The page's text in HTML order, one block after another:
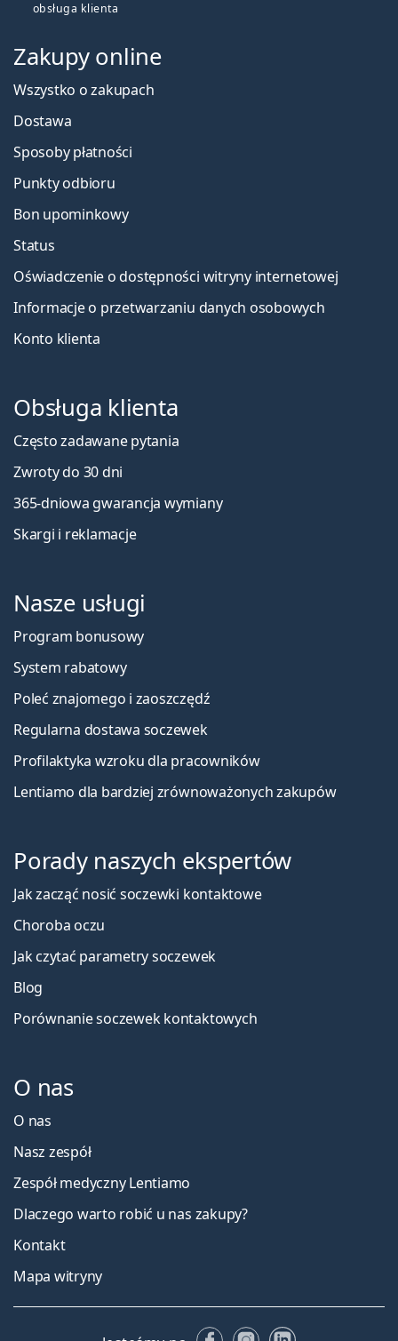
obsługa klienta
Zakupy online
Wszystko o zakupach
Dostawa
Sposoby płatności
Punkty odbioru
Bon upominkowy
Status
Oświadczenie o dostępności witryny internetowej
Informacje o przetwarzaniu danych osobowych
Konto klienta
Obsługa klienta
Często zadawane pytania
Zwroty do 30 dni
365-dniowa gwarancja wymiany
Skargi i reklamacje
Nasze usługi
Program bonusowy
System rabatowy
Poleć znajomego i zaoszczędź
Regularna dostawa soczewek
Profilaktyka wzroku dla pracowników
Lentiamo dla bardziej zrównoważonych zakupów
Porady naszych ekspertów
Jak zacząć nosić soczewki kontaktowe
Choroba oczu
Jak czytać parametry soczewek
Blog
Porównanie soczewek kontaktowych
O nas
O nas
Nasz zespół
Zespół medyczny Lentiamo
Dlaczego warto robić u nas zakupy?
Kontakt
Mapa witryny
FacebookuInstagramie
LinkedIn